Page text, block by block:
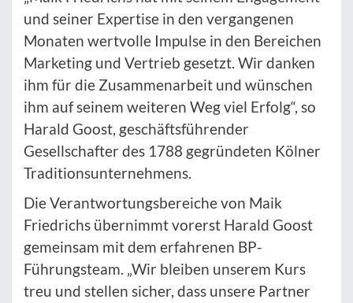
und seiner Expertise in den vergangenen
Monaten wertvolle Impulse in den Bereichen
Marketing und Vertrieb gesetzt. Wir danken
ihm für die Zusammenarbeit und wünschen
ihm auf seinem weiteren Weg viel Erfolg“, so
Harald Goost, geschäftsführender
Gesellschafter des 1788 gegründeten Kölner
Traditionsunternehmens.
Die Verantwortungsbereiche von Maik
Friedrichs übernimmt vorerst Harald Goost
gemeinsam mit dem erfahrenen BP-
Führungsteam. „Wir bleiben unserem Kurs
treu und stellen sicher, dass unsere Partner